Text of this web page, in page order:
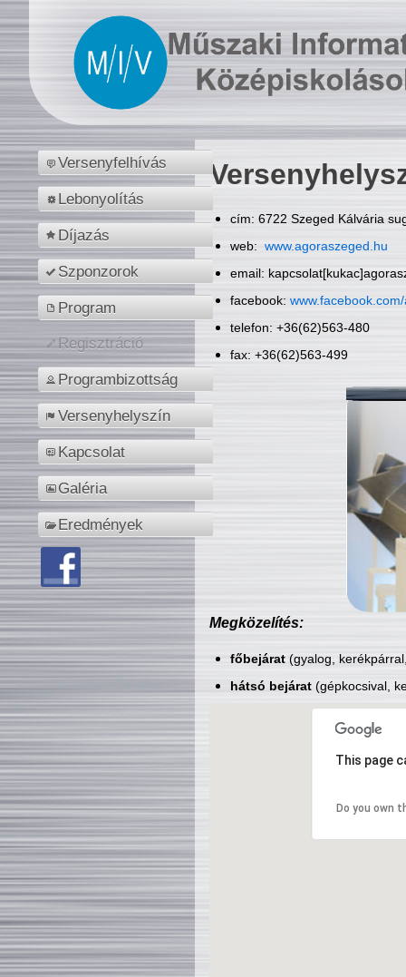
Versenyfelhívás
Lebonyolítás
Díjazás
Szponzorok
Program
Regisztráció
Programbizottság
Versenyhelyszín
Kapcsolat
Galéria
Eredmények
cím: 6722 Szeged Kálvária
web: www.agoraszeged.hu
email:
facebook:
telefon: +36(62)563-480
fax: +36(62)563-499
Megközelítés:
főbejárat(gyalog,
hátsó bejárat(gépkocsival,
This page
Do you own